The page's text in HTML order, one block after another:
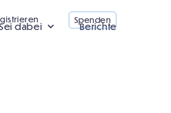
dabei Berichte
Spenden